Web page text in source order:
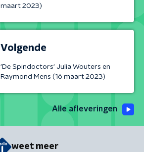
maart 2023)
Volgende
'De Spindoctors' Julia Wouters en
Raymond Mens (16 maart 2023)
Alle afleveringen
weet meer